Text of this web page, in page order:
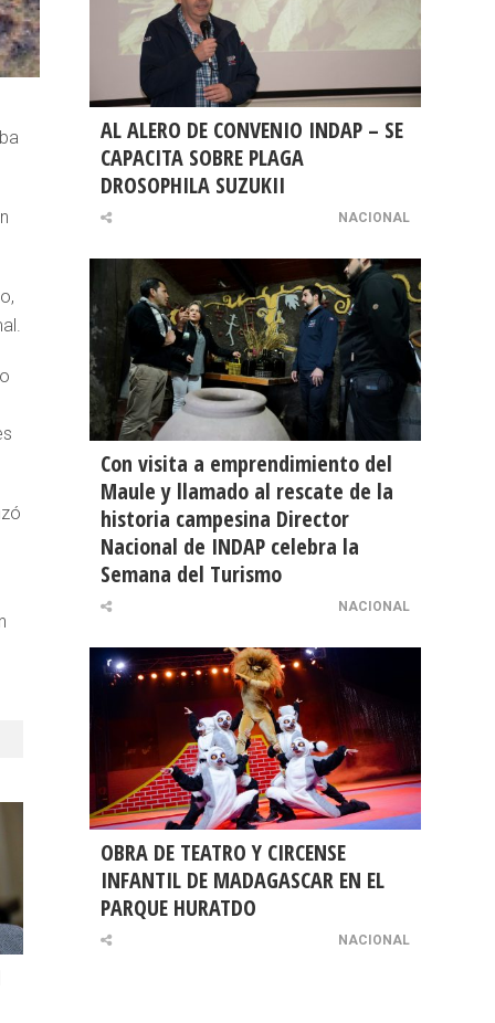
AL ALERO DE CONVENIO INDAP – SE
CAPACITA SOBRE PLAGA
DROSOPHILA SUZUKII
NACIONAL
Con visita a emprendimiento del
Maule y llamado al rescate de la
historia campesina Director
Nacional de INDAP celebra la
Semana del Turismo
NACIONAL
OBRA DE TEATRO Y CIRCENSE
INFANTIL DE MADAGASCAR EN EL
PARQUE HURATDO
NACIONAL